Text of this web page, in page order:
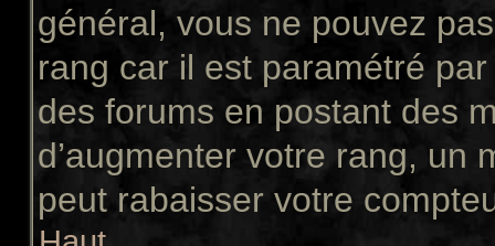
général, vous ne pouvez
rang car il est paramétré
des forums en postant des
d’augmenter votre rang, un
peut rabaisser votre